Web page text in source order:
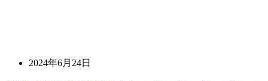
2024年6月24日